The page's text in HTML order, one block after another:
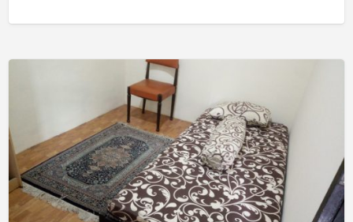
Pasar
Jumat
dekat
MRT